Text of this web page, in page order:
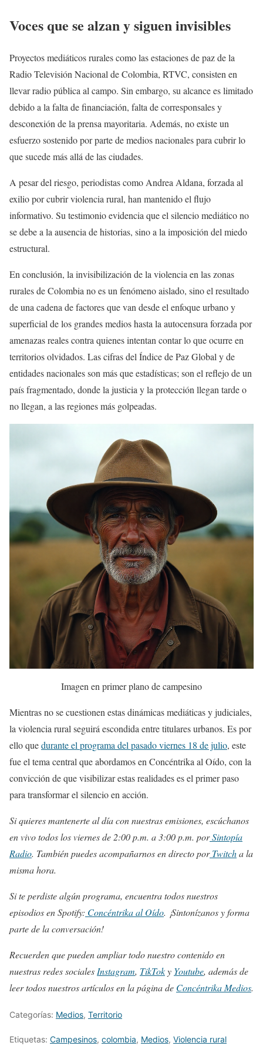
Voces que se alzan y siguen invisibles
Proyectos mediáticos rurales como las estaciones de paz de la
Radio Televisión Nacional de Colombia, RTVC, consisten en
llevar radio pública al campo. Sin embargo, su alcance es limitado
debido a la falta de financiación, falta de corresponsales y
desconexión de la prensa mayoritaria. Además, no existe un
esfuerzo sostenido por parte de medios nacionales para cubrir lo
que sucede más allá de las ciudades.
A pesar del riesgo, periodistas como Andrea Aldana, forzada al
exilio por cubrir violencia rural, han mantenido el flujo
informativo. Su testimonio evidencia que el silencio mediático no
se debe a la ausencia de historias, sino a la imposición del miedo
estructural.
En conclusión, la invisibilización de la violencia en las zonas
rurales de Colombia no es un fenómeno aislado, sino el resultado
de una cadena de factores que van desde el enfoque urbano y
superficial de los grandes medios hasta la autocensura forzada por
amenazas reales contra quienes intentan contar lo que ocurre en
territorios olvidados. Las cifras del Índice de Paz Global y de
entidades nacionales son más que estadísticas; son el reflejo de un
país fragmentado, donde la justicia y la protección llegan tarde o
no llegan, a las regiones más golpeadas.
Imagen en primer plano de campesino
Mientras no se cuestionen estas dinámicas mediáticas y judiciales,
la violencia rural seguirá escondida entre titulares urbanos. Es por
ello quedurante el programa del pasado viernes 18 de julio, este
fue el tema central que abordamos en Concéntrika al Oído, con la
convicción de que visibilizar estas realidades es el primer paso
para transformar el silencio en acción.
Si quieres mantenerte al día con nuestras emisiones, escúchanos
en vivo todos los viernes de 2:00 p.m. a 3:00 p.m. porSintopía
Radio. También puedes acompañarnos en directo porTwitcha la
misma hora.
Si te perdiste algún programa, encuentra todos nuestros
episodios en Spotify: Concéntrika al Oído. ¡Sintonízanos y forma
parte de la conversación!
Recuerden que pueden ampliar todo nuestro contenido en
nuestras redes socialesInstagram, TikToky Youtube, además de
leer todos nuestros artículos en la página de Concéntrika Medios.
Categorías: Medios, Territorio
Etiquetas: Campesinos, colombia, Medios, Violencia rural